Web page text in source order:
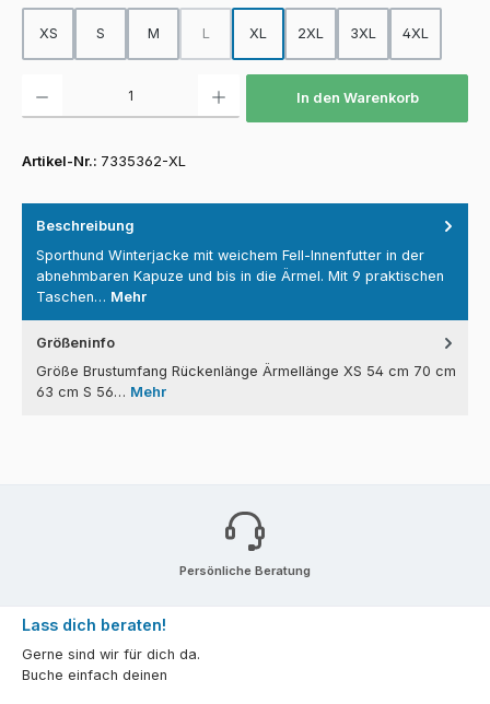
XS S M L
(Diese Option ist zurzeit nicht verfügbar.)
XL 2XL 3XL 4XL
In den Warenkorb
Artikel-Nr.: 7335362-XL
Beschreibung
Sporthund Winterjacke mit weichem Fell-Innenfutter in der
abnehmbaren Kapuze und bis in die Ärmel. Mit 9 praktischen
Taschen… Mehr
Größeninfo
Größe Brustumfang Rückenlänge Ärmellänge XS 54 cm 70 cm
63 cm S 56… Mehr
Persönliche Beratung
Lass dich beraten!
Gerne sind wir für dich da.
Buche einfach deinen